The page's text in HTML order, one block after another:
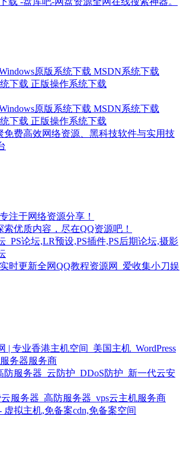
原版系统下载 MSDN系统下载
下载 正版操作系统下载
原版系统下载 MSDN系统下载
下载 正版操作系统下载
免费高效网络资源、黑科技软件与实用技
注于网络资源分享！
索优质内容，尽在QQ资源吧！
_PS论坛,LR预设,PS插件,PS后期论坛,摄影
时更新全网QQ教程资源网_爱收集小刀娱
| 专业香港主机空间_美国主机_WordPress
务器服务商
防服务器_云防护_DDoS防护_新一代云安
服务器_高防服务器_vps云主机服务商
虚拟主机,免备案cdn,免备案空间